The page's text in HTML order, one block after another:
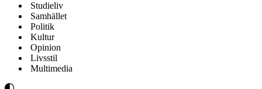
Studieliv
Samhället
Politik
Kultur
Opinion
Livsstil
Multimedia